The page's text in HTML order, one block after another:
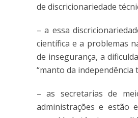
de discricionariedade
– a essa
científica e a problemas
de insegurança, a
“manto da independência
– as secretarias de
administrações e estão